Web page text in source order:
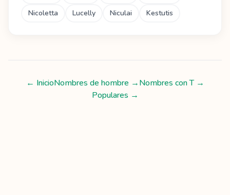
Nicoletta
Lucelly Niculai Kestutis
← InicioNombres de hombre →Nombres conT→
Populares →